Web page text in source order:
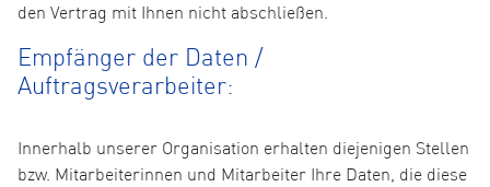
den Vertrag mit Ihnen nicht abschließen.
Empfänger der Daten /
Auftragsverarbeiter:
Innerhalb unserer Organisation erhalten diejenigen Stellen
bzw. Mitarbeiterinnen und Mitarbeiter Ihre Daten, die diese